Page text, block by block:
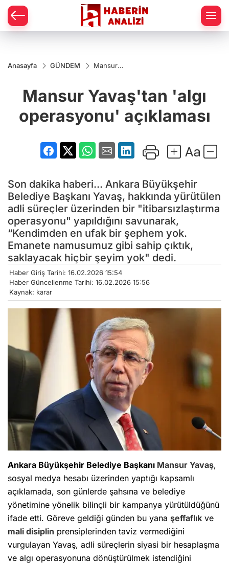
Anasayfa GÜNDEM
Mansur
operasyonu'
açıklaması
Mansur Yavaş'tan 'algı
operasyonu' açıklaması
Son dakika haberi... Ankara Büyükşehir
Belediye Başkanı Yavaş, hakkında yürütülen
adli süreçler üzerinden bir "itibarsızlaştırma
operasyonu" yapıldığını savunarak,
“Kendimden en ufak bir şephem yok.
Emanete namusumuz gibi sahip çıktık,
saklayacak hiçbir şeyim yok" dedi.
Haber Giriş Tarihi: 16.02.2026 15:54
Haber Güncellenme Tarihi: 16.02.2026 15:56
Kaynak: karar
Ankara Büyükşehir Belediye Başkanı Mansur Yavaş,
sosyal medya hesabı üzerinden yaptığı kapsamlı
açıklamada, son günlerde şahsına ve belediye
yönetimine yönelik bilinçli bir kampanya yürütüldüğünü
ifade etti. Göreve geldiği günden bu yana şeffaflık ve
mali disiplin prensiplerinden taviz vermediğini
vurgulayan Yavaş, adli süreçlerin siyasi bir hesaplaşma
ve algı operasyonuna dönüştürülmek istendiğini